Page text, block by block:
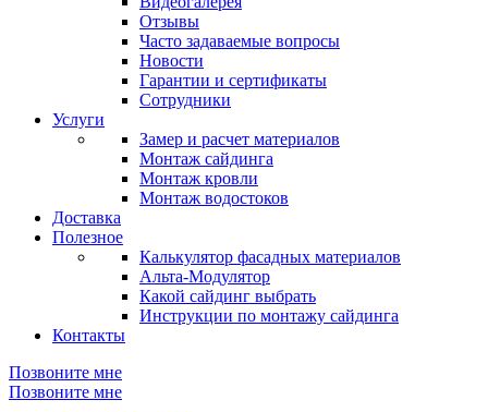
Отзывы
Часто задаваемые вопросы
Новости
Гарантии и сертификаты
Сотрудники
Услуги
Замер и расчет материалов
Монтаж сайдинга
Монтаж кровли
Монтаж водостоков
Доставка
Полезное
Калькулятор фасадных материалов
Альта-Модулятор
Какой сайдинг выбрать
Инструкции по монтажу сайдинга
Контакты
Позвоните мне
Позвоните мне